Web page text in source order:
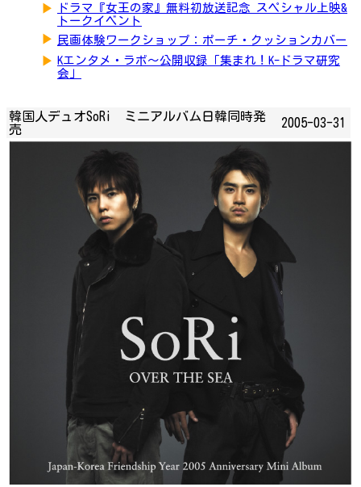
▶
ドラマ『女王の家』無料初放送記念 スペシャル上映&
トークイベント
▶ 民画体験ワークショップ：ポーチ・クッションカバー
▶ Kエンタメ・ラボ～公開収録「集まれ！K-ドラマ研究
会」
韓国人デュオSoRi ミニアルバム日韓同時発
売
2005-03-31